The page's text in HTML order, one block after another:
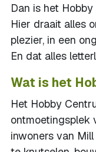
Dan is het
Hier draait alles
plezier, in een
En dat alles
Wat is het
Het Hobby
ontmoetingsplek
inwoners van